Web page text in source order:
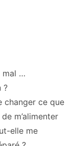
mal …
?
changer ce que
m’alimenter
elle me